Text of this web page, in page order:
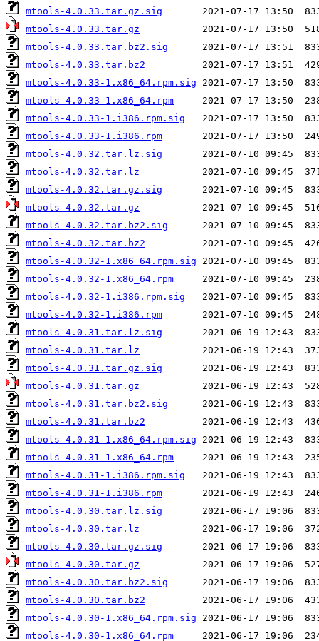
mtools-4.0.33.tar.gz.sig
mtools-4.0.33.tar.gz
mtools-4.0.33.tar.bz2.sig
mtools-4.0.33.tar.bz2
mtools-4.0.33-1.x86_64.rpm.sig
mtools-4.0.33-1.x86_64.rpm
mtools-4.0.33-1.i386.rpm.sig
mtools-4.0.33-1.i386.rpm
mtools-4.0.32.tar.lz.sig
mtools-4.0.32.tar.lz
mtools-4.0.32.tar.gz.sig
mtools-4.0.32.tar.gz
mtools-4.0.32.tar.bz2.sig
mtools-4.0.32.tar.bz2
mtools-4.0.32-1.x86_64.rpm.sig
mtools-4.0.32-1.x86_64.rpm
mtools-4.0.32-1.i386.rpm.sig
mtools-4.0.32-1.i386.rpm
mtools-4.0.31.tar.lz.sig
mtools-4.0.31.tar.lz
mtools-4.0.31.tar.gz.sig
mtools-4.0.31.tar.gz
mtools-4.0.31.tar.bz2.sig
mtools-4.0.31.tar.bz2
mtools-4.0.31-1.x86_64.rpm.sig
mtools-4.0.31-1.x86_64.rpm
mtools-4.0.31-1.i386.rpm.sig
mtools-4.0.31-1.i386.rpm
mtools-4.0.30.tar.lz.sig
mtools-4.0.30.tar.lz
mtools-4.0.30.tar.gz.sig
mtools-4.0.30.tar.gz
mtools-4.0.30.tar.bz2.sig
mtools-4.0.30.tar.bz2
mtools-4.0.30-1.x86_64.rpm.sig
mtools-4.0.30-1.x86_64.rpm